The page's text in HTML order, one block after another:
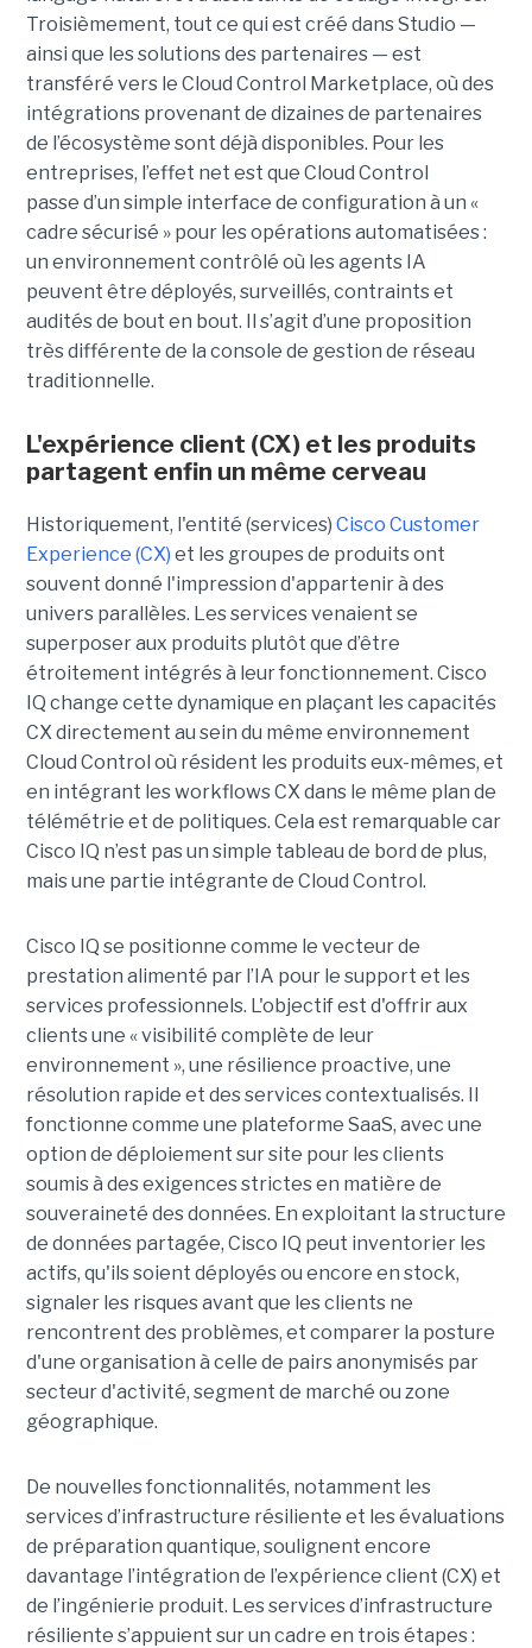
Troisièmement, tout ce qui est créé dans Studio —
ainsi que les solutions des partenaires — est
transféré vers le Cloud Control Marketplace, où des
intégrations provenant de dizaines de partenaires
de l’écosystème sont déjà disponibles. Pour les
entreprises, l’effet net est que Cloud Control
passe d’un simple interface de configuration à un «
cadre sécurisé » pour les opérations automatisées :
un environnement contrôlé où les agents IA
peuvent être déployés, surveillés, contraints et
audités de bout en bout. Il s’agit d’une proposition
très différente de la console de gestion de réseau
traditionnelle.
L'expérience client (CX) et les produits
partagent enfin un même cerveau
Historiquement, l'entité (services) Cisco Customer
Experience (CX) et les groupes de produits ont
souvent donné l'impression d'appartenir à des
univers parallèles. Les services venaient se
superposer aux produits plutôt que d’être
étroitement intégrés à leur fonctionnement. Cisco
IQ change cette dynamique en plaçant les capacités
CX directement au sein du même environnement
Cloud Control où résident les produits eux-mêmes, et
en intégrant les workflows CX dans le même plan de
télémétrie et de politiques. Cela est remarquable car
Cisco IQ n’est pas un simple tableau de bord de plus,
mais une partie intégrante de Cloud Control.
Cisco IQ se positionne comme le vecteur de
prestation alimenté par l’IA pour le support et les
services professionnels. L'objectif est d'offrir aux
clients une « visibilité complète de leur
environnement », une résilience proactive, une
résolution rapide et des services contextualisés. Il
fonctionne comme une plateforme SaaS, avec une
option de déploiement sur site pour les clients
soumis à des exigences strictes en matière de
souveraineté des données. En exploitant la structure
de données partagée, Cisco IQ peut inventorier les
actifs, qu'ils soient déployés ou encore en stock,
signaler les risques avant que les clients ne
rencontrent des problèmes, et comparer la posture
d'une organisation à celle de pairs anonymisés par
secteur d'activité, segment de marché ou zone
géographique.
De nouvelles fonctionnalités, notamment les
services d’infrastructure résiliente et les évaluations
de préparation quantique, soulignent encore
davantage l’intégration de l’expérience client (CX) et
de l’ingénierie produit. Les services d’infrastructure
résiliente s’appuient sur un cadre en trois étapes :